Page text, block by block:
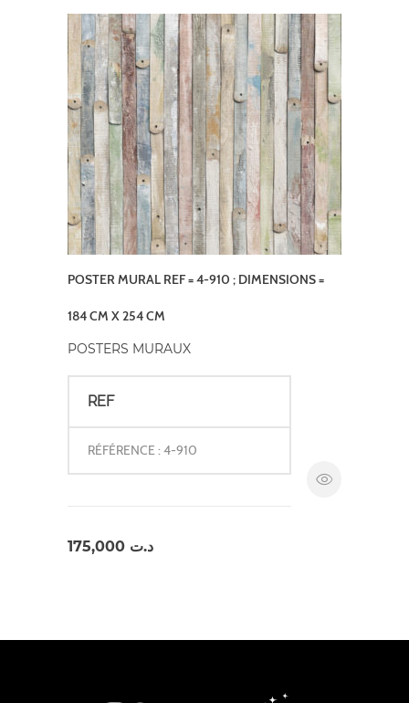
POSTER MURAL REF = 4-910 ; DIMENSIONS =
184 CM X 254 CM
POSTERS MURAUX
REF
RÉFÉRENCE : 4-910
د.ت